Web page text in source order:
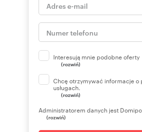
Interesują mnie podobne oferty
(rozwiń)
Chcę otrzymywać informacje o
usługach.
(rozwiń)
Administratorem danych jest
(rozwiń)